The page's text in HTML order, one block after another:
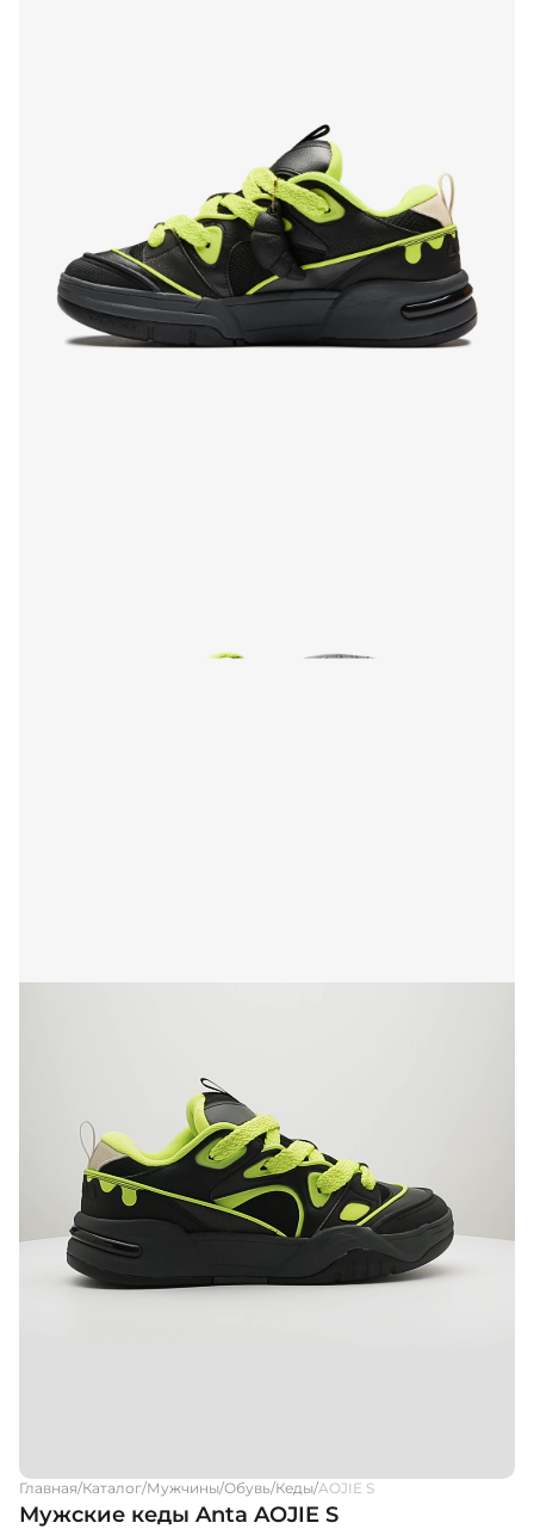
Главная/Каталог/Мужчины/Обувь/Кеды/AOJIE S
Мужские кеды Anta AOJIE S